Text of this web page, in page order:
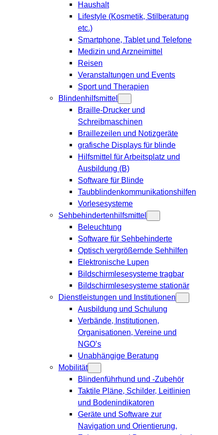
Haushalt
Lifestyle (Kosmetik, Stilberatung
etc.)
Smartphone, Tablet und Telefone
Medizin und Arzneimittel
Reisen
Veranstaltungen und Events
Sport und Therapien
Blindenhilfsmittel
Braille-Drucker und
Schreibmaschinen
Braillezeilen und Notizgeräte
grafische Displays für blinde
Hilfsmittel für Arbeitsplatz und
Ausbildung (B)
Software für Blinde
Taubblindenkommunikationshilfen
Vorlesesysteme
Sehbehindertenhilfsmittel
Beleuchtung
Software für Sehbehinderte
Optisch vergrößernde Sehhilfen
Elektronische Lupen
Bildschirmlesesysteme tragbar
Bildschirmlesesysteme stationär
Dienstleistungen und Institutionen
Ausbildung und Schulung
Verbände, Institutionen,
Organisationen, Vereine und
NGO’s
Unabhängige Beratung
Mobilität
Blindenführhund und -Zubehör
Taktile Pläne, Schilder, Leitlinien
und Bodenindikatoren
Geräte und Software zur
Navigation und Orientierung,